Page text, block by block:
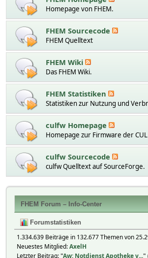
Homepage von FHEM.
FHEM Sourcecode
FHEM Quelltext
FHEM Wiki
Das FHEM Wiki.
FHEM Statistiken
Statistiken zur Nutzung und
culfw Homepage
Homepage zur Firmware der
culfw Sourcecode
culfw Quelltext auf SourceForge.
FHEM Forum – Info-Center
Forumstatistiken
1.334.639 Beiträge in 132.677 Themen von
Neuestes Mitglied:AxelH
Letzter Beitrag:"Aw: Notdienst Apotheke v..."